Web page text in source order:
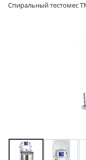
Спиральный тестомес